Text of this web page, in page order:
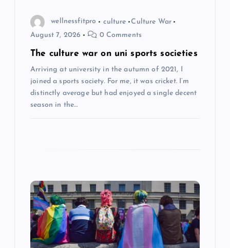
wellnessfitpro culture
Culture War
August 7, 2026
0 Comments
The culture war on uni sports societies
Arriving at university in the autumn of 2021, I
joined a sports society. For me, it was cricket. I’m
distinctly average but had enjoyed a single decent
season in the…